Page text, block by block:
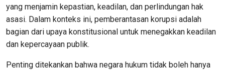
yang menjamin kepastian, keadilan, dan perlindungan hak
asasi. Dalam konteks ini, pemberantasan korupsi adalah
bagian dari upaya konstitusional untuk menegakkan keadilan
dan kepercayaan publik.
Penting ditekankan bahwa negara hukum tidak boleh hanya